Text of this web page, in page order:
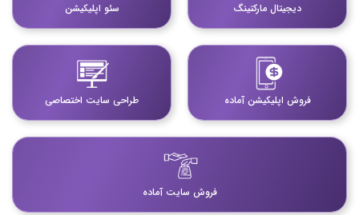
سئو اپلیکیشن دیجیتال مارکتینگ
طراحی سایت اختصاصی فروش اپلیکیشن آماده
فروش سایت آماده